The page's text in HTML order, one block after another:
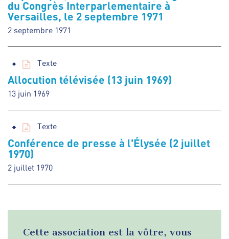
du Congrès Interparlementaire à
Versailles, le 2 septembre 1971
2 septembre 1971
Texte
Allocution télévisée (13 juin 1969)
13 juin 1969
Texte
Conférence de presse à l'Élysée (2 juillet
1970)
2 juillet 1970
Cette association est la vôtre, vous